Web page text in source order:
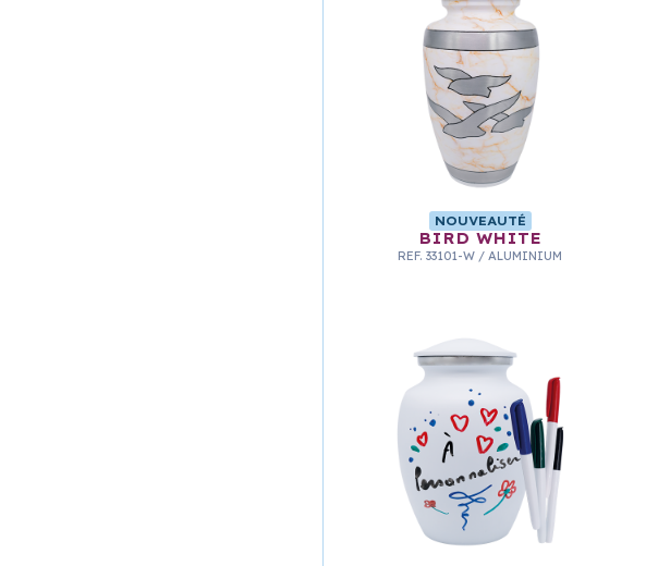
NOUVEAUTÉ
BIRD WHITE
REF. 33101-W / ALUMINIUM